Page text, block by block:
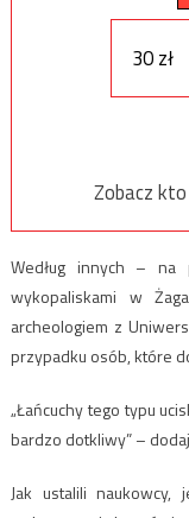
30 zł
Zobacz
Według innych – na
wykopaliskami w
archeologiem z
przypadku osób, które
„Łańcuchy tego typu
bardzo dotkliwy” –
Jak ustalili